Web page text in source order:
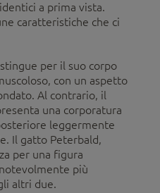
a prima vista.
caratteristiche che ci
per il suo corpo
con un aspetto
Al contrario, il
una corporatura
leggermente
Il gatto Peterbald,
per una figura
più
altri due.